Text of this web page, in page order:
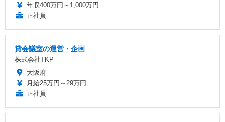
年収400万円～1,000万円
正社員
貸会議室の運営・企画
株式会社TKP
大阪府
月給25万円～29万円
正社員